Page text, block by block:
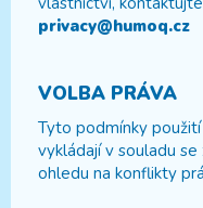
privacy@humoq.cz
VOLBA PRÁVA
Tyto podmínky
vykládají v souladu
ohledu na konflikty